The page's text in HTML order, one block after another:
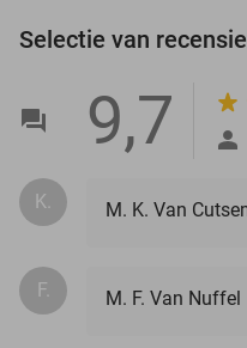
Selectie van
9,7
K. M. K. Van
F. M. F. Van Nuffel